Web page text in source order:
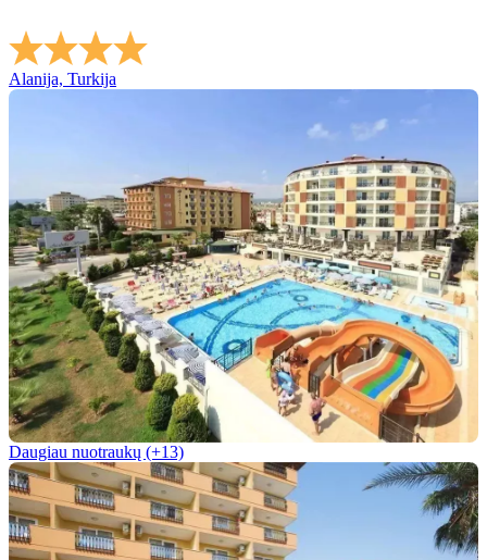
Alanija, Turkija
Daugiau nuotraukų (+13)